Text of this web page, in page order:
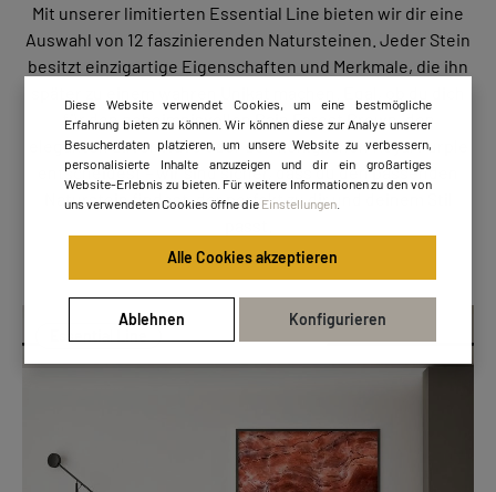
Mit unserer limitierten Essential Line bieten wir dir eine
Auswahl von 12 faszinierenden Natursteinen. Jeder Stein
besitzt einzigartige Eigenschaften und Merkmale, die ihn
für den geheimnisvollen Rain Forest Brown, den
eleganten Silver Wave oder den königlichen Royal Purple
entscheidest – wir sind sicher, dass du den passenden
Naturstein findest, der perfekt zu dir und deinem Stil
Diese Website verwendet Cookies, um eine bestmögliche
Erfahrung bieten zu können. Wir können diese zur Analye unserer
Besucherdaten platzieren, um unsere Website zu verbessern,
personalisierte Inhalte anzuzeigen und dir ein großartiges
Website-Erlebnis zu bieten. Für weitere Informationen zu den von
uns verwendeten Cookies öffne die Einstellungen
Alle Cookies akzeptieren
Ablehnen Konfigurieren